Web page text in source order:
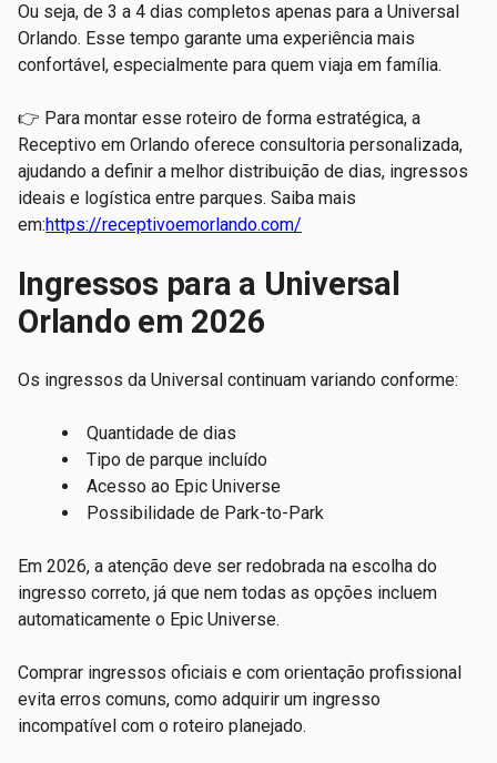
Ou seja, de 3 a 4 dias completos apenas para a Universal
Orlando. Esse tempo garante uma experiência mais
confortável, especialmente para quem viaja em família.
👉 Para montar esse roteiro de forma estratégica, a
Receptivo em Orlando oferece consultoria personalizada,
ajudando a definir a melhor distribuição de dias, ingressos
ideais e logística entre parques. Saiba mais
em:https://receptivoemorlando.com/
Ingressos para a Universal
Orlando em 2026
Os ingressos da Universal continuam variando conforme:
Quantidade de dias
Tipo de parque incluído
Acesso ao Epic Universe
Possibilidade de Park-to-Park
Em 2026, a atenção deve ser redobrada na escolha do
ingresso correto, já que nem todas as opções incluem
automaticamente o Epic Universe.
Comprar ingressos oficiais e com orientação profissional
evita erros comuns, como adquirir um ingresso
incompatível com o roteiro planejado.